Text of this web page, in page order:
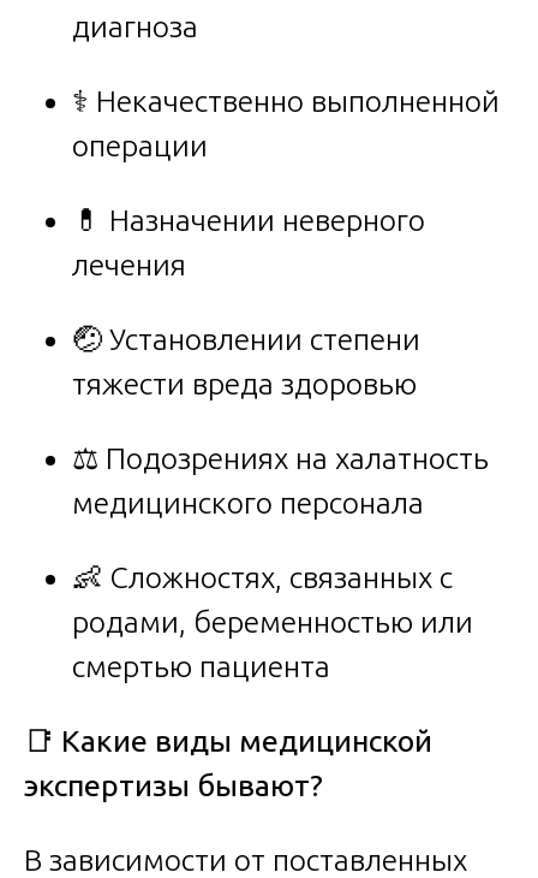
диагноза
⚕️ Некачественно выполненной
операции
💊 Назначении неверного
лечения
🤕 Установлении степени
тяжести вреда здоровью
⚖️ Подозрениях на халатность
медицинского персонала
👶 Сложностях, связанных с
родами, беременностью или
смертью пациента
📑 Какие виды медицинской
экспертизы бывают?
В зависимости от поставленных